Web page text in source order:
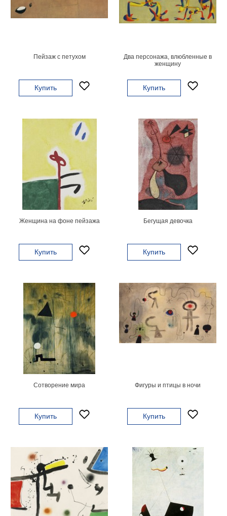
Мотивирующие
Посмотреть
Печать
размеров
работы
Пейзаж с петухом
Купить
Два персонажа, влюбленные в
женщину
Купить
Женщина на фоне пейзажа
Купить
Бегущая девочка
Купить
Сотворение мира
Купить
Фигуры и птицы в ночи
Купить